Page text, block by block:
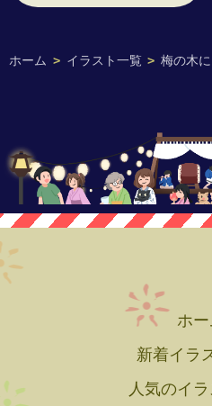
ホーム > イラスト一覧 > 梅の木
ホ
新着イラ
人気のイ